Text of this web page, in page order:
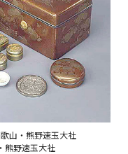
・熊野速玉大社
野速玉大社